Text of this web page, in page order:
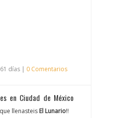
días | 0 Comentarios
en Ciudad de México
llenasteis El Lunario!!